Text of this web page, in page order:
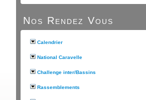
Nos Rendez Vous
Calendrier
National Caravelle
Challenge inter/Bassins
Rassemblements